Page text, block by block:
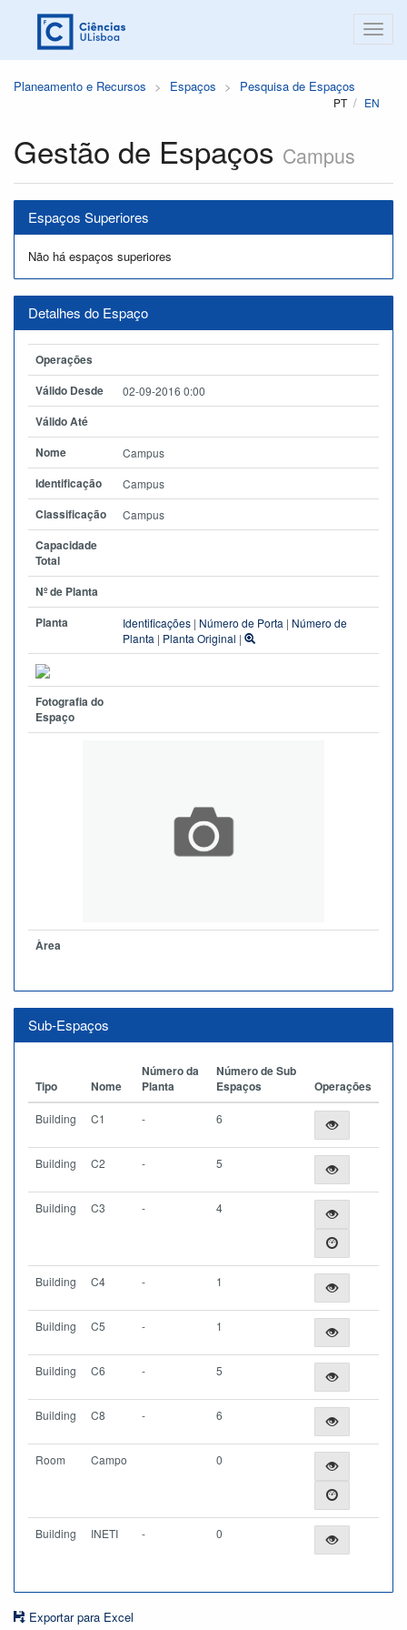
Planeamento e Recursos Espaços Pesquisa de Espaços
PT EN
Gestão de Espaços Campus
Espaços Superiores
Não há espaços superiores
Detalhes do Espaço
Operações
Válido Desde
02-09-2016 0:00
Válido Até
Nome
Campus
Identificação Campus
Classificação Campus
Capacidade
Total
Nº de Planta
Planta
Identificações | Número de Porta | Número de
Planta | Planta Original |
Fotografia do
Espaço
Àrea
Sub-Espaços
Tipo Nome
Número da
Planta
Número de Sub
Espaços
Operações
Building C1 - 6
Building C2 - 5
Building C3 - 4
Building C4 - 1
Building C5 - 1
Building C6 - 5
Building C8 - 6
Room Campo 0
Building INETI - 0
Exportar para Excel